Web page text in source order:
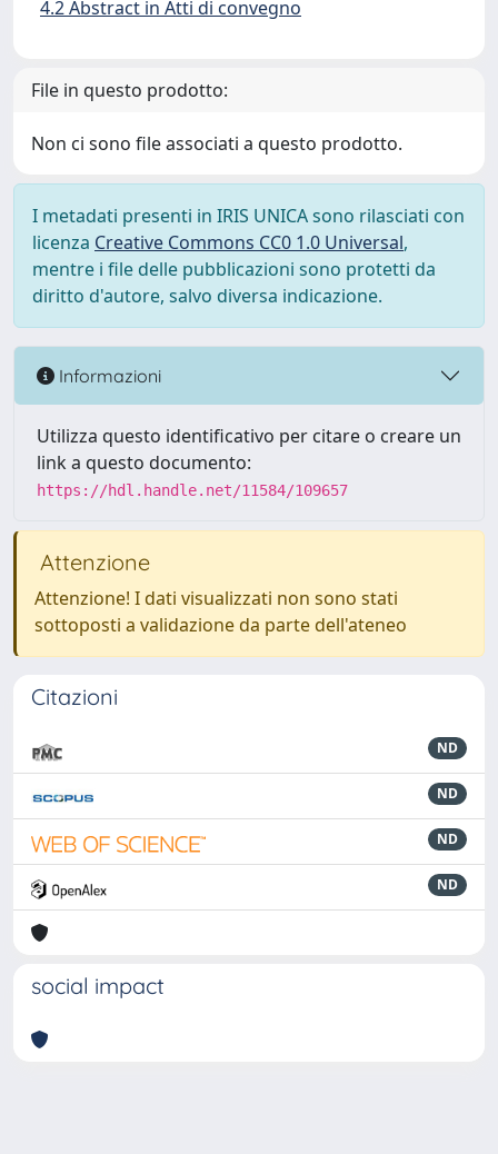
4.2 Abstract in Atti di convegno
File in questo prodotto:
Non ci sono file associati a questo prodotto.
I metadati presenti in IRIS UNICA sono rilasciati con
licenza Creative Commons CC0 1.0 Universal,
mentre i file delle pubblicazioni sono protetti da
diritto d'autore, salvo diversa indicazione.
Informazioni
Utilizza questo identificativo per citare o creare un
link a questo documento:
https://hdl.handle.net/11584/109657
Attenzione
Attenzione! I dati visualizzati non sono stati
sottoposti a validazione da parte dell'ateneo
Citazioni
ND
ND
ND
ND
social impact